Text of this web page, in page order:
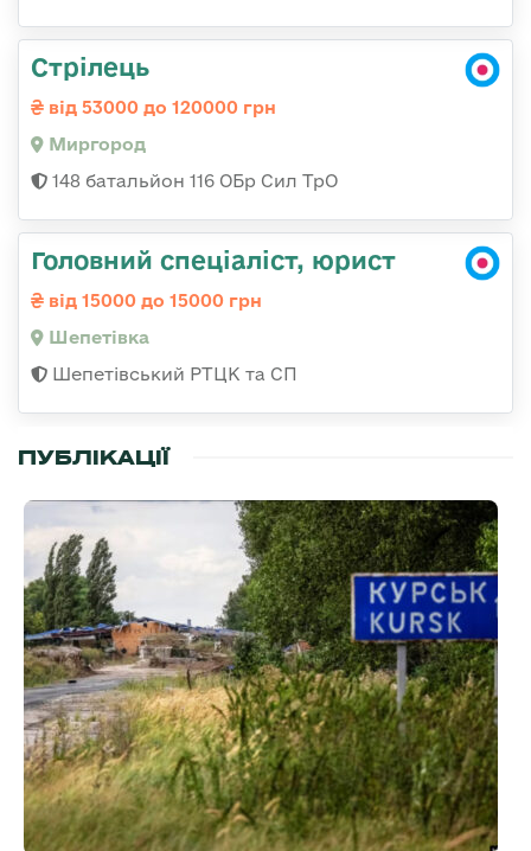
Стрілець
від 53000 до 120000 грн
Миргород
148 батальйон 116 ОБр Сил ТрО
Головний спеціаліст, юрист
від 15000 до 15000 грн
Шепетівка
Шепетівський РТЦК та СП
ПУБЛІКАЦІЇ